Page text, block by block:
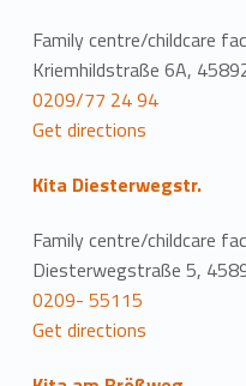
Family centre/childcare
Kriemhildstraße 6A,
0209/77 24 94
Get directions
Kita Diesterwegstr.
Family centre/childcare
Diesterwegstraße 5,
0209- 55115
Get directions